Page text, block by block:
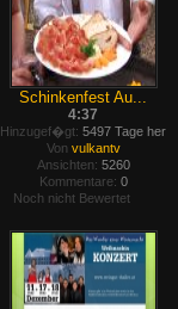
Schinkenfest Au...
4:37
Hinzugef�gt: 5497 Tage her
Von vulkantv
Ansichten: 5260
Kommentare: 0
Noch nicht Bewertet